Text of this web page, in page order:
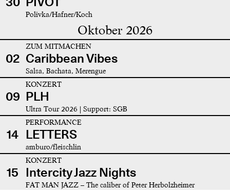
Polivka/Hafner/Koch
Oktober 2026
02
ZUM MITMACHEN
Caribbean Vibes
Salsa, Bachata, Merengue
09
KONZERT
PLH
Ultra Tour 2026 | Support: SGB
14
PERFORMANCE
LETTERS
amburo/fleischlin
15
KONZERT
Intercity Jazz Nights
FAT MAN JAZZ – The caliber of Peter Herbolzheimer